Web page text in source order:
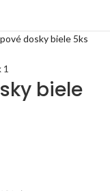
dosky biele 5ks
biele